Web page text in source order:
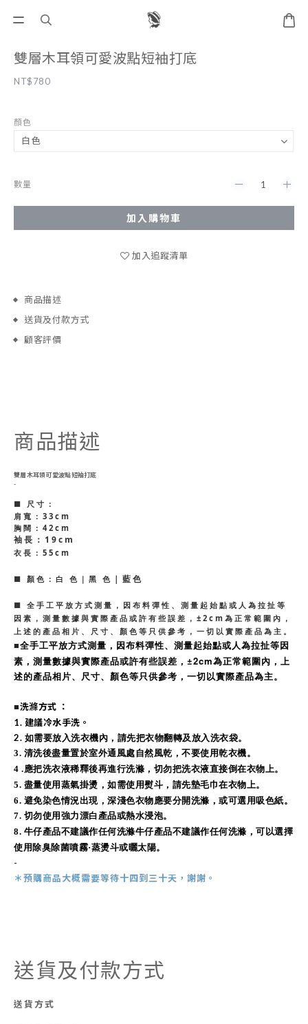
雙層木耳領可愛波點短袖打底
NT$780
顏色
數量
加入購物車
加入追蹤清單
商品描述
送貨及付款方式
顧客評價
商品描述
雙層木耳領可愛波點短袖打底
-
■ 尺寸：
肩寬：33cm
胸闊：42cm
袖長：19cm
衣長：55cm
■ 顏色：白 色｜黑 色 ｜藍色
■ 全手工平放方式測量，因布料彈性、測量起始點或人為拉扯等
因素，測量數據與實際產品或許有些誤差，±2cm為正常範圍內，
上述的產品相片、尺寸、顏色等只供參考，一切以實際產品為主。
■全手工平放方式測量，因布料彈性、測量起始點或人為拉扯等因
素，測量數據與實際產品或許有些誤差， ±2cm為正常範圍內， 上
述的產品相片、尺寸、顏色等只供參考，一切以實際產品為主。
■洗滌方式 ：
1. 建議冷水手洗。
2. 如需要放入洗衣機內，請先把衣物翻轉及放入洗衣袋。
3. 清洗後盡量置於室外通風處自然風乾，不要使用乾衣機。
4 .應把洗衣液稀釋後再進行洗滌，切勿把洗衣液直接倒在衣物上。
5. 盡量使用蒸氣掛燙，如需使用熨斗，請先墊毛巾在衣物上。
6. 避免染色情況出現，深淺色衣物應要分開洗滌，或可選用吸色紙。
7. 切勿使用強力漂白產品或熱水浸泡。
8. 牛仔產品不建議作任何洗滌牛仔產品不建議作任何洗滌，可以選擇
使用除臭除菌噴霧·蒸燙斗或曬太陽。
-
＊預購商品大概需要等待十四到三十天，謝謝。
送貨及付款方式
送貨方式